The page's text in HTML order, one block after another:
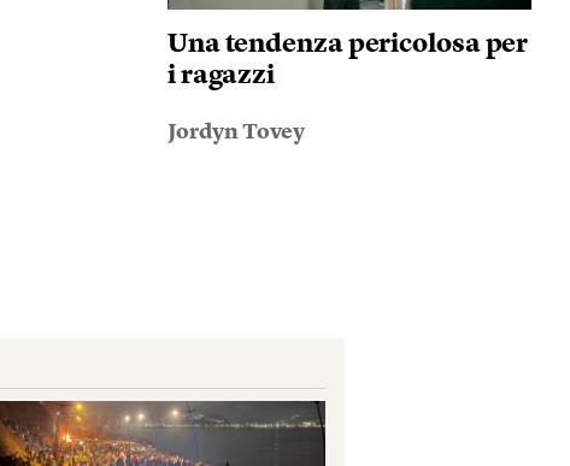
Una tendenza pericolosa per
i ragazzi
Jordyn Tovey